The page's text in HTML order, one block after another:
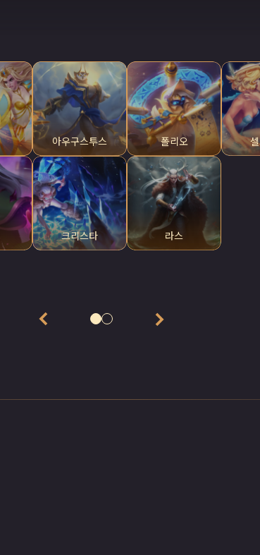
아우구스투스 폴리오
크리스타 라스